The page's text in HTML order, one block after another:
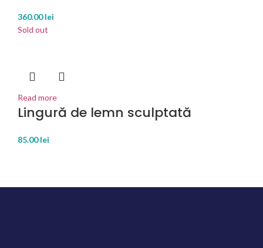
360.00lei
Sold out
Read more
Lingură de lemn sculptată
85.00lei